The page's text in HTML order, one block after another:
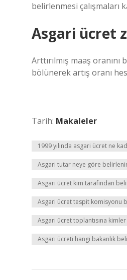
belirlenmesi çalışmaları
Asgari ücret
Arttırılmış maaş
bölünerek artış oranı
Tarih: Makaleler
1999 yılında asgari ücret ne
Asgari tutar neye göre
Asgari ücret kim tarafından
Asgari ücret tespit komisyonu
Asgari ücret toplantısına kimler
Asgari ücreti hangi bakanlık